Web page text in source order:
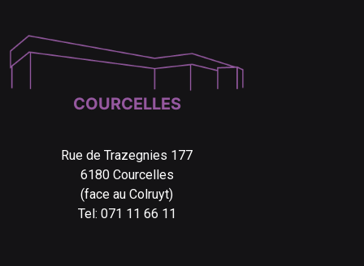
COURCELLES
Rue de Trazegnies 177
6180 Courcelles
(face au Colruyt)
Tel: 071 11 66 11